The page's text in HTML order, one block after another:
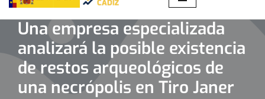
Una empresa especializada
analizará la posible existencia
de restos arqueológicos de
una necrópolis en Tiro Janer